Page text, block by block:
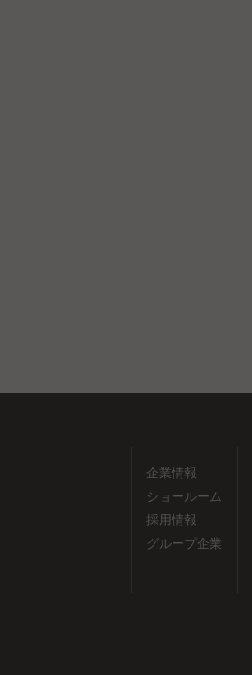
企業情報
ショールーム
採用情報
グループ企業